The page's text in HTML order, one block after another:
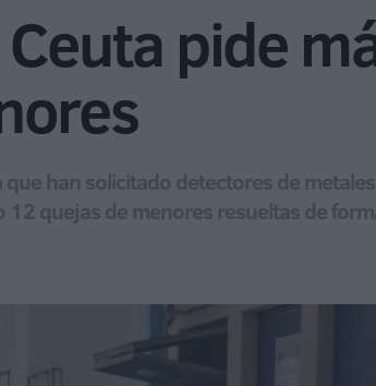
pide
han solicitado detectores de
quejas de menores resueltas de